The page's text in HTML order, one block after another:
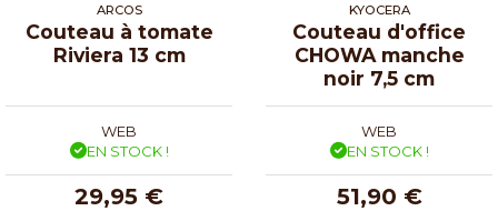
ARCOS
Couteau à tomate
Riviera 13 cm
WEB
EN STOCK !
29,95 €
KYOCERA
Couteau d'office
CHOWA manche
noir 7,5 cm
WEB
EN STOCK !
51,90 €